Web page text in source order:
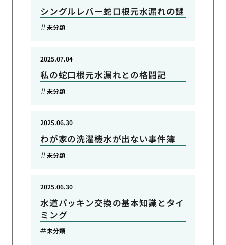
シングルレバー蛇口根元水漏れの謎
未分類
私の蛇口根元水漏れとの格闘記
2025.07.04
未分類
わが家の洗濯機水が出ない事件簿
2025.06.30
未分類
水道パッキン交換の基本知識とタイ
ミング
2025.06.30
未分類